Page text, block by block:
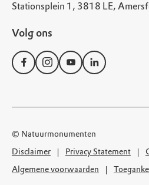
Stationsplein 1, 3818 LE,
Volg ons
© Natuurmonumenten
Disclaimer
Privacy Statement
Algemene voorwaarden